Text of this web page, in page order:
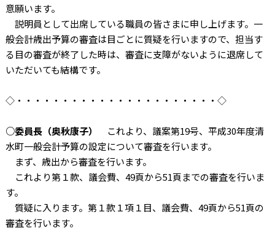
意願います。
説明員として出席している職員の皆さまに申し上げます。一
般会計歳出予算の審査は目ごとに質疑を行いますので、担当す
る目の審査が終了した時は、審査に支障がないように退席して
いただいても結構です。
◇・・・・・・・・・・・・・・・・・・・・・・◇
○委員長（奥秋康子）
これより、議案第19号、平成30年度清
水町一般会計予算の設定について審査を行います。
まず、歳出から審査を行います。
これより第１款、議会費、49頁から51頁までの審査を行いま
す。
質疑に入ります。第１款１項１目、議会費、49頁から51頁の
審査を行います。